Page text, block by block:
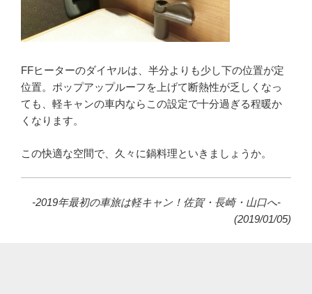
FFヒーターのダイヤルは、半分よりも少し下の位置が定
位置。ポップアップルーフを上げて断熱性が乏しくなっ
ても、軽キャンの車内ならこの設定で十分過ぎる程暖か
くなります。
この快適な空間で、久々に鍋料理といきましょうか。
-2019年最初の車旅は軽キャン！佐賀・長崎・山口へ-
(2019/01/05)